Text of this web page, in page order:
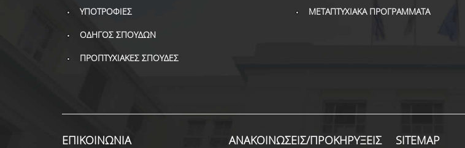
ΥΠΟΤΡΟΦΙΕΣ
ΟΔΗΓΟΣ ΣΠΟΥΔΩΝ
ΠΡΟΠΤΥΧΙΑΚΕΣ ΣΠΟΥΔΕΣ
ΜΕΤΑΠΤΥΧΙΑΚΑ ΠΡΟΓΡΑΜΜΑΤΑ
ΕΠΙΚΟΙΝΩΝΙΑ ΑΝΑΚΟΙΝΩΣΕΙΣ/ΠΡΟΚΗΡΥΞΕΙΣ SITEMAP